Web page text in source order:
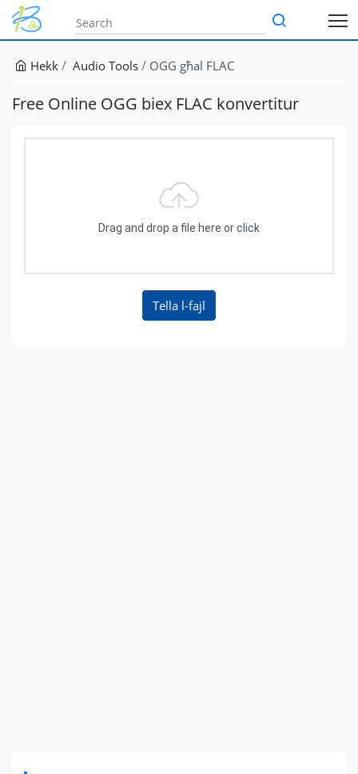
Hekk Audio Tools OGG għal FLAC
Free Online OGG biex FLAC konvertitur
Drag and drop a file here or click